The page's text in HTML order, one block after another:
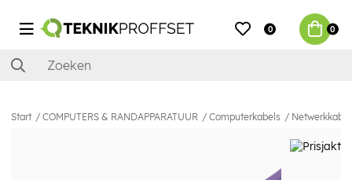
0 0
Start COMPUTERS & RANDAPPARATUUR Computerkabels